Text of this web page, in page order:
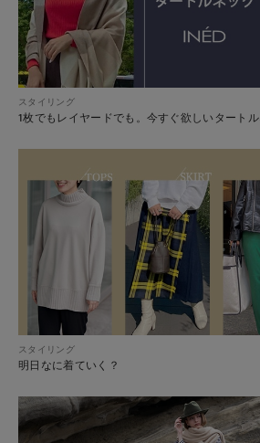
スタイリング
1枚でもレイヤードでも。今すぐ欲しいタート
スタイリング
明日なに着ていく？